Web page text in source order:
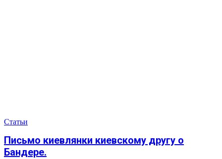
Статьи
Письмо киевлянки киевскому другу о
Бандере.